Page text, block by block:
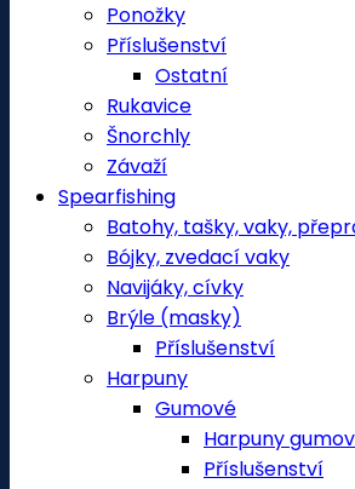
Ponožky
Příslušenství
Ostatní
Rukavice
Šnorchly
Závaží
Spearfishing
Batohy, tašky, vaky,
Bójky, zvedací vaky
Navijáky, cívky
Brýle (masky)
Příslušenství
Harpuny
Gumové
Harpuny
Příslušenství